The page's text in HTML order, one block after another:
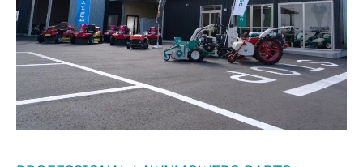
ミッション FIG10 ブレーキ
CM220
FIG26 プロペラシャフト
CM221
FIG28 プロペラシャフト
CM212
ミッション FIG10 ブレーキ
CM212K